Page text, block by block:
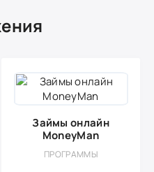
Займы онлайн
MoneyMan
ПРОГРАММЫ